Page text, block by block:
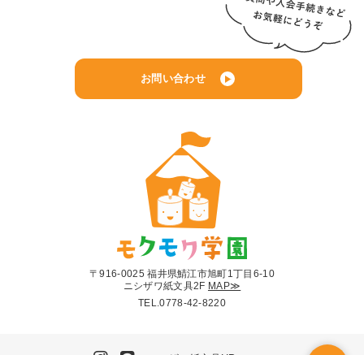
お問い合わせ
〒916-0025 福井県鯖江市旭町1丁目6-10
ニシザワ紙文具2F MAP≫
TEL.0778-42-8220